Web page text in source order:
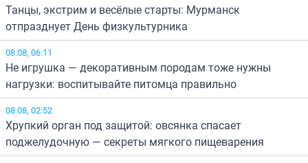
Танцы, экстрим и весёлые старты: Мурманск
отпразднует День физкультурника
08.08, 06:11
Не игрушка — декоративным породам тоже нужны
нагрузки: воспитывайте питомца правильно
08.08, 02:52
Хрупкий орган под защитой: овсянка спасает
поджелудочную — секреты мягкого пищеварения